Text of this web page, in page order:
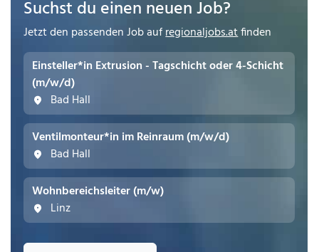
Suchst du einen neuen Job?
Jetzt den passenden Job aufregionaljobs.atfinden
Einsteller*in Extrusion - Tagschicht oder 4-Schicht
(m/w/d)
Bad Hall
Ventilmonteur*in im Reinraum (m/w/d)
Bad Hall
Wohnbereichsleiter (m/w)
Linz